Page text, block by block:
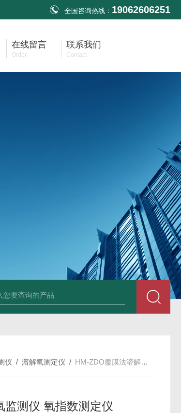
全国咨询热线： 19062606251
在线留言
Order
联系我们
Contact
仪 /溶解氧测定仪 / HM-ZDO覆膜法溶解氧监测仪 氧指数测定仪
监测仪 氧指数测定仪